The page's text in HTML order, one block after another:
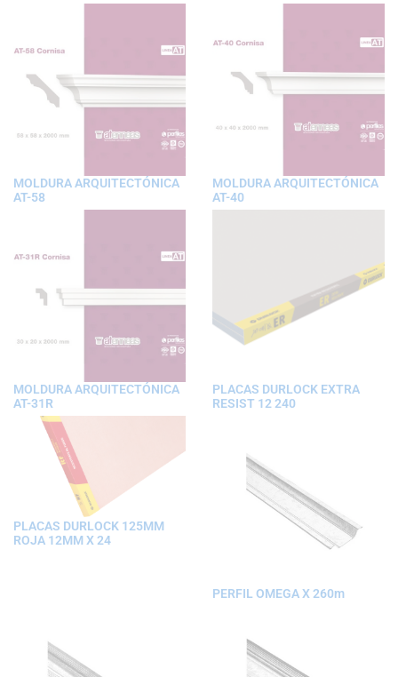
MOLDURA ARQUITECTÓNICA
AT-58
MOLDURA ARQUITECTÓNICA
AT-40
MOLDURA ARQUITECTÓNICA
AT-31R
PLACAS DURLOCK EXTRA
RESIST 12 240
PLACAS DURLOCK 125MM
ROJA 12MM X 24
PERFIL OMEGA X 260m